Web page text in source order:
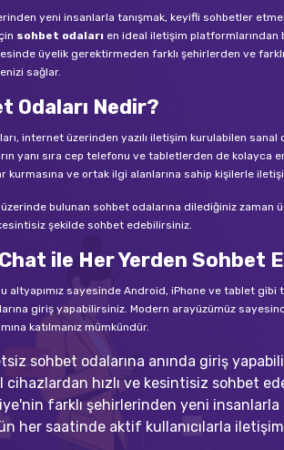
yeni insanlarla tanışmak, keyifli sohbetler
sohbet odaları en ideal iletişim platformlarından
üyelik gerektirmeden farklı şehirlerden ve farklı
sağlar.
Odaları Nedir?
internet üzerinden yazılı iletişim kurulabilen
yanı sıra cep telefonu ve tabletlerden de kolayca
kurmasına ve ortak ilgi alanlarına sahip kişilerle
bulunan sohbet odalarına dilediğiniz zaman
şekilde sohbet edebilirsiniz.
ile Her Yerden Sohbet
altyapımız sayesinde Android, iPhone ve tablet
giriş yapabilirsiniz. Modern arayüzümüz
katılmanız mümkündür.
sohbet odalarına anında giriş
cihazlardan hızlı ve kesintisiz sohbet
farklı şehirlerinden yeni insanlarla
her saatinde aktif kullanıcılarla